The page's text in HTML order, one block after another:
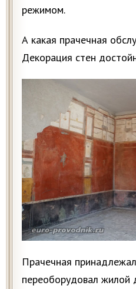
режимом.
А какая прачечная
Декорация стен
Прачечная
переоборудовал жилой